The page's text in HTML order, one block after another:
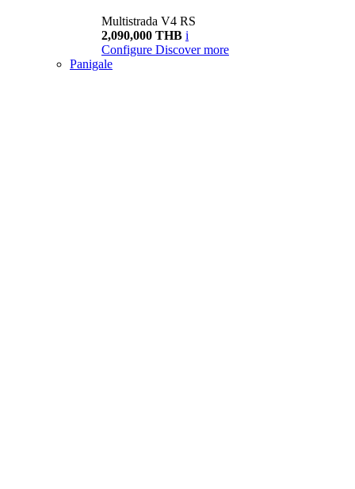
Multistrada V4 RS
2,090,000 THB i
Configure Discover more
Panigale